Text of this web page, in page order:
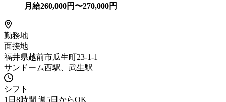
月給260,000円〜270,000円
勤務地
面接地
福井県越前市瓜生町23-1-1
サンドーム西駅、武生駅
シフト
1日8時間 週5日からOK